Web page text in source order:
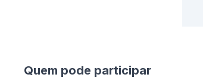
Quem pode participar